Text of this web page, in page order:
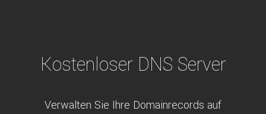
Kostenloser DNS Server
Verwalten Sie Ihre Domainrecords auf